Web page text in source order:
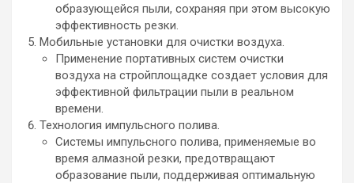
образующейся пыли, сохраняя при этом высокую
эффективность резки.
Мобильные установки для очистки воздуха.
Применение портативных систем очистки
воздуха на стройплощадке создает условия для
эффективной фильтрации пыли в реальном
времени.
Технология импульсного полива.
Системы импульсного полива, применяемые во
время алмазной резки, предотвращают
образование пыли, поддерживая оптимальную